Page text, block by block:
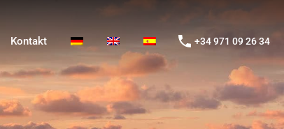
Kontakt +34 971 09 26 34